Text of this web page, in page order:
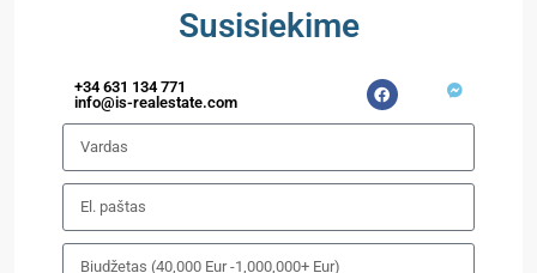
Susisiekime
+34 631 134 771
info@is-realestate.com